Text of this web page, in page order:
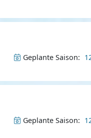
Geplante Saison:
Geplante Saison: